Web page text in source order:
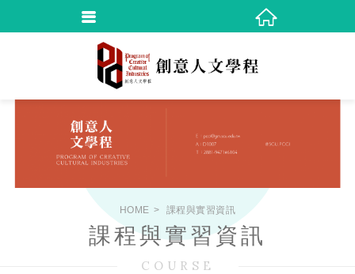
HOME 課程與實習資訊
課程與實習資訊
COURSE